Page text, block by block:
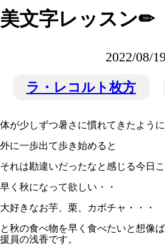
美文字レッスン✏
2022/08/19
ラ・レコルト枚方
体が少しずつ暑さに慣れてきたように
外に一歩出て歩き始めると
それは勘違いだったなと感じる今日こ
早く秋になって欲しい・・
大好きなお芋、栗、カボチャ・・・
と秋の食べ物を早く食べたいと想像
援員の浅香です。